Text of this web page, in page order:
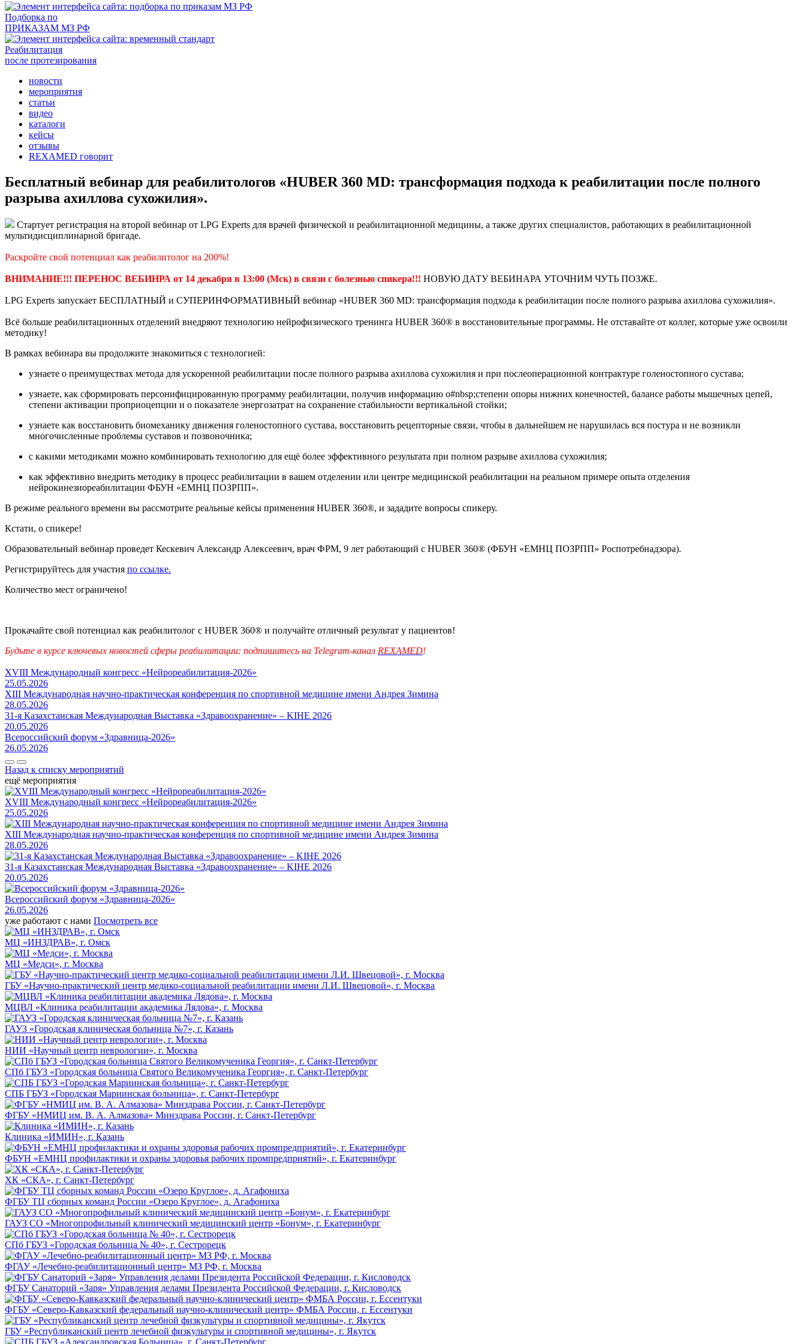
Подборка по
ПРИКАЗАМ МЗ РФ
Реабилитация
после протезирования
новости
мероприятия
статьи
видео
каталоги
кейсы
отзывы
REXAMED говорит
Бесплатный вебинар для реабилитологов «HUBER 360 MD: трансформация подхода к реабилитации после полного
разрыва ахиллова сухожилия».
Стартует регистрация на второй вебинар от LPG Experts для врачей физической и реабилитационной медицины, а также других специалистов, работающих в реабилитационной
мультидисциплинарной бригаде.
Раскройте свой потенциал как реабилитолог на 200%!
ВНИМАНИЕ!!! ПЕРЕНОС ВЕБИНРА от 14 декабря в 13:00 (Мск) в связи с болезнью спикера!!! НОВУЮ ДАТУ ВЕБИНАРА УТОЧНИМ ЧУТЬ ПОЗЖЕ.
LPG Experts запускает БЕСПЛАТНЫЙ и СУПЕРИНФОРМАТИВНЫЙ вебинар «HUBER 360 MD: трансформация подхода к реабилитации после полного разрыва ахиллова сухожилия».
Всё больше реабилитационных отделений внедряют технологию нейрофизического тренинга HUBER 360® в восстановительные программы. Не отставайте от коллег, которые уже освоили
методику!
В рамках вебинара вы продолжите знакомиться с технологией:
узнаете о преимуществах метода для ускоренной реабилитации после полного разрыва ахиллова сухожилия и при послеоперационной контрактуре голеностопного сустава;
узнаете, как сформировать персонифицированную программу реабилитации, получив информацию о#nbsp;степени опоры нижних конечностей, балансе работы мышечных цепей,
степени активации проприоцепции и о показателе энергозатрат на сохранение стабильности вертикальной стойки;
узнаете как восстановить биомеханику движения голеностопного сустава, восстановить рецепторные связи, чтобы в дальнейшем не нарушилась вся постура и не возникли
многочисленные проблемы суставов и позвоночника;
с какими методиками можно комбинировать технологию для ещё более эффективного результата при полном разрыве ахиллова сухожилия;
как эффективно внедрить методику в процесс реабилитации в вашем отделении или центре медицинской реабилитации на реальном примере опыта отделения
нейрокинезиореабилитации ФБУН «ЕМНЦ ПОЗРПП».
В режиме реального времени вы рассмотрите реальные кейсы применения HUBER 360®, и зададите вопросы спикеру.
Кстати, о спикере!
Образовательный вебинар проведет Кескевич Александр Алексеевич, врач ФРМ, 9 лет работающий с HUBER 360® (ФБУН «ЕМНЦ ПОЗРПП» Роспотребнадзора).
Регистрируйтесь для участия по ссылке.
Количество мест ограничено!
Прокачайте свой потенциал как реабилитолог с HUBER 360® и получайте отличный результат у пациентов!
Будьте в курсе ключевых новостей сферы реабилитации: подпишитесь на Telegram-канал REXAMED!
XVIII Международный конгресс «Нейрореабилитация-2026»
25.05.2026
XIII Международная научно-практическая конференция по спортивной медицине имени Андрея Зимина
28.05.2026
31-я Казахстанская Международная Выставка «Здравоохранение» – KIHE 2026
20.05.2026
Всероссийский форум «Здравница-2026»
26.05.2026
Назад к списку мероприятий
ещё мероприятия
XVIII Международный конгресс «Нейрореабилитация-2026»
25.05.2026
XIII Международная научно-практическая конференция по спортивной медицине имени Андрея Зимина
28.05.2026
31-я Казахстанская Международная Выставка «Здравоохранение» – KIHE 2026
20.05.2026
Всероссийский форум «Здравница-2026»
26.05.2026
уже работают с нами Посмотреть все
МЦ «ИНЗДРАВ», г. Омск
МЦ «Медси», г. Москва
ГБУ «Научно-практический центр медико-социальной реабилитации имени Л.И. Швецовой», г. Москва
МЦВЛ «Клиника реабилитации академика Лядова», г. Москва
ГАУЗ «Городская клиническая больница №7», г. Казань
НИИ «Научный центр неврологии», г. Москва
СПб ГБУЗ «Городская больница Святого Великомученика Георгия», г. Санкт-Петербург
СПБ ГБУЗ «Городская Мариинская больница», г. Санкт-Петербург
ФГБУ «НМИЦ им. В. А. Алмазова» Минздрава России, г. Санкт-Петербург
Клиника «ИМИН», г. Казань
ФБУН «ЕМНЦ профилактики и охраны здоровья рабочих промпредприятий», г. Екатеринбург
ХК «СКА», г. Санкт-Петербург
ФГБУ ТЦ сборных команд России «Озеро Круглое», д. Агафониха
ГАУЗ СО «Многопрофильный клинический медицинский центр «Бонум», г. Екатеринбург
СПб ГБУЗ «Городская больница № 40», г. Сестрорецк
ФГАУ «Лечебно-реабилитационный центр» МЗ РФ, г. Москва
ФГБУ Санаторий «Заря» Управления делами Президента Российской Федерации, г. Кисловодск
ФГБУ «Северо-Кавказский федеральный научно-клинический центр» ФМБА России, г. Ессентуки
ГБУ «Республиканский центр лечебной физкультуры и спортивной медицины», г. Якутск